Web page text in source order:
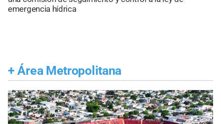
emergencia hídrica
+ Área Metropolitana